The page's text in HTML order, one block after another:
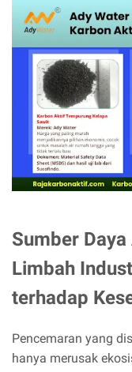
Sumber
Limbah
terhadap
Pencemaran yang
hanya merusak